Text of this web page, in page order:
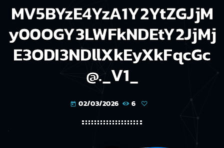
MV5BYzE4YzA1Y2YtZGJjM
y00OGY3LWFkNDEtY2JjMj
E3ODI3NDllXkEyXkFqcGc
@._V1_
today 02/03/2026 6